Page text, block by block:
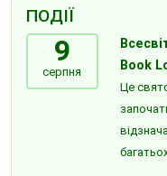
ПОДІЇ
9
серпня
Book
Це